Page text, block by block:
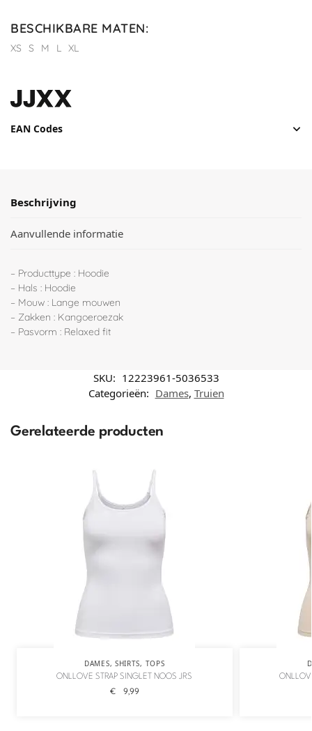
BESCHIKBARE MATEN:
XS S M L XL
EAN Codes
Beschrijving
Aanvullende informatie
– Producttype : Hoodie
– Hals : Hoodie
– Mouw : Lange mouwen
– Zakken : Kangoeroezak
– Pasvorm : Relaxed fit
SKU: 12223961-5036533
Categorieën: Dames, Truien
Gerelateerde producten
DAMES, SHIRTS, TOPS
ONLLOVE STRAP SINGLET NOOS JRS
€ 9,99